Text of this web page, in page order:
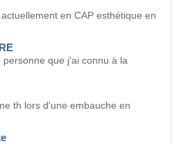
en CAP esthétique en
que j'ai connu à la
th lors d'une embauche en